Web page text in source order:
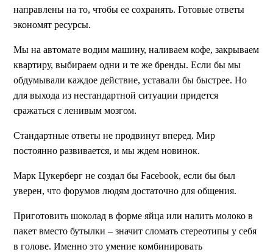
направлены на то, чтобы ее сохранять. Готовые ответы
экономят ресурсы.
Мы на автомате водим машину, наливаем кофе, закрываем
квартиру, выбираем одни и те же бренды. Если бы мы
обдумывали каждое действие, уставали бы быстрее. Но
для выхода из нестандартной ситуации придется
сражаться с ленивым мозгом.
Стандартные ответы не продвинут вперед. Мир
постоянно развивается, и мы ждем новинок.
Марк Цукерберг не создал бы Facebook, если бы был
уверен, что форумов людям достаточно для общения.
Приготовить шоколад в форме яйца или налить молоко в
пакет вместо бутылки – значит сломать стереотипы у себя
в голове. Именно это умение комбинировать